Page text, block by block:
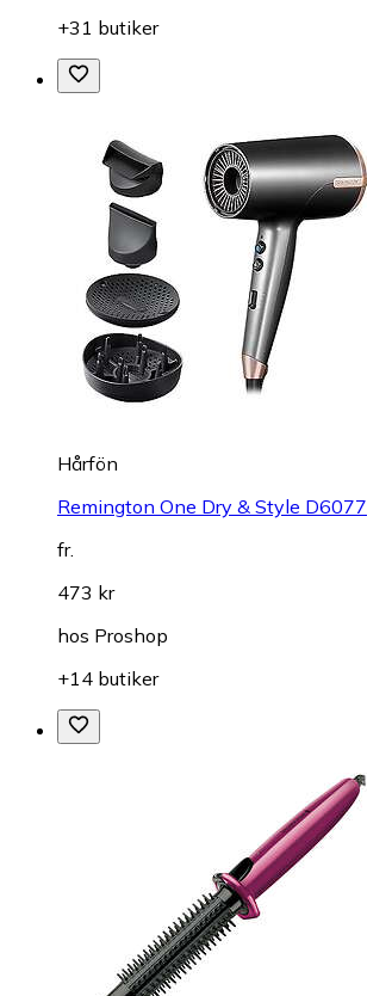
+31 butiker
Hårfön
Remington One Dry & Style D6077
fr.
473 kr
hos Proshop
+14 butiker